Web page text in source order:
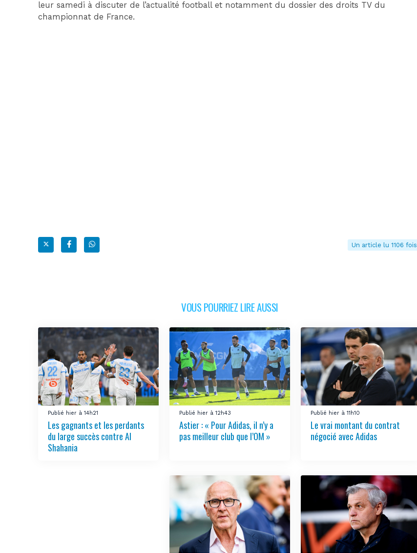
leur samedi à discuter de l’actualité football et notamment du dossier des droits TV du
championnat de France.
Un article lu 1106 fois
VOUS POURRIEZ LIRE AUSSI
Publié hier à 14h21
Les gagnants et les perdants
du large succès contre Al
Shahania
Publié hier à 12h43
Astier : « Pour Adidas, il n’y a
pas meilleur club que l’OM »
Publié hier à 11h10
Le vrai montant du contrat
négocié avec Adidas